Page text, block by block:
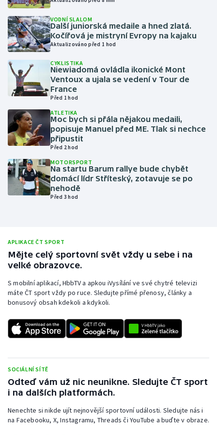
Judo
Krasobruslení
Lezení
Lyže a snowboard
Moderní pětiboj
Motorsport
Olympijské hry
Parasport
Plavání
Ragby
Rychlobruslení
Rychlostní kanoistika
Short track
Sportovní střelba
Triatlon
Vodní slalom
VODNÍ SLALOM
Další juniorská medaile a hned zlatá.
Kočířová je mistryní Evropy na kajaku
Aktualizováno před 1 hod
CYKLISTIKA
Niewiadomá ovládla ikonické Mont
Ventoux a ujala se vedení v Tour de
France
Před 1 hod
ATLETIKA
Moc bych si přála nějakou medaili,
popisuje Manuel před ME. Tlak si nechce
připustit
Před 2 hod
MOTORSPORT
Na startu Barum rallye bude chybět
domácí lídr Stříteský, zotavuje se po
nehodě
Před 3 hod
APLIKACE ČT SPORT
Mějte celý sportovní svět vždy u sebe i na
velké obrazovce.
S mobilní aplikací, HbbTV a apkou iVysílání ve své chytré televizi
máte ČT sport vždy po ruce. Sledujte přímé přenosy, články a
bonusový obsah kdekoli a kdykoli.
SOCIÁLNÍ SÍTĚ
Odteď vám už nic neunikne. Sledujte ČT sport
i na dalších platformách.
Nenechte si nikde ujít nejnovější sportovní události. Sledujte nás i
na Facebooku, X, Instagramu, Threads či YouTube a buďte v obraze.